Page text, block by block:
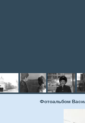
Фотоальбом